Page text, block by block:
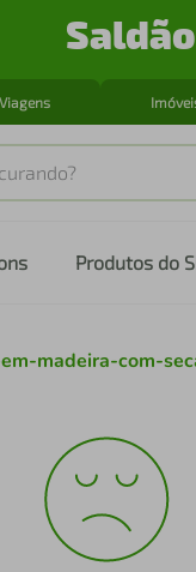
Viagens
Produtos do
madeira-com-